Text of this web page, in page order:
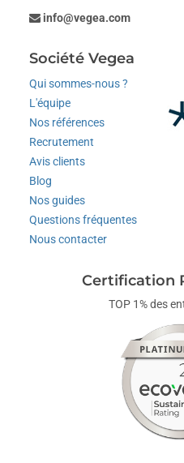
info@vegea.com
Société Vegea
Qui sommes-nous ?
L'équipe
Nos références
Recrutement
Avis clients
Blog
Nos guides
Questions fréquentes
Nous contacter
Certification
TOP 1% des